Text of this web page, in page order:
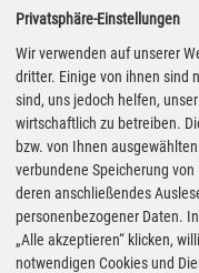
Straßentankstellen,
Revision sollte jedoch
zusätzlicher
Chance, den
Punkten zu verbessern“,
Privatsphäre-Einstellungen
Wir verwenden auf unserer
dritter. Einige von ihnen sind
sind, uns jedoch helfen,
wirtschaftlich zu betreiben.
bzw. von Ihnen
verbundene Speicherung
deren anschließendes
personenbezogener Daten.
„Alle akzeptieren“ klicken,
notwendigen Cookies und